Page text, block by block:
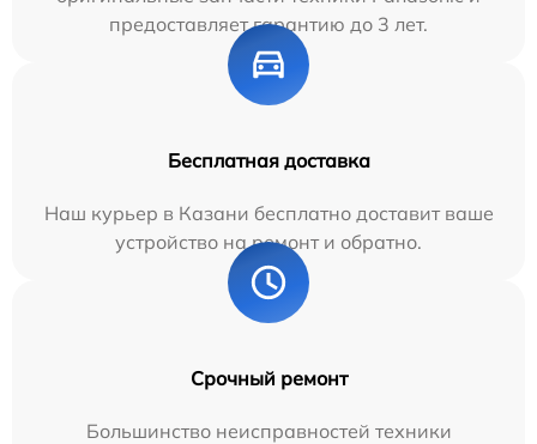
предоставляет гарантию до 3 лет.
Бесплатная доставка
Наш курьер в Казани бесплатно доставит ваше
устройство на ремонт и обратно.
Срочный ремонт
Большинство неисправностей техники